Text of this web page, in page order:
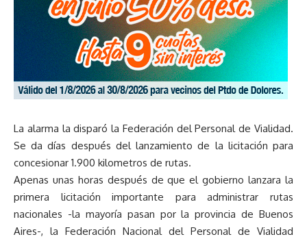
La alarma la disparó la Federación del Personal de Vialidad.
Se da días después del lanzamiento de la licitación para
concesionar 1.900 kilometros de rutas.
Apenas unas horas después de que el gobierno lanzara la
primera licitación importante para administrar rutas
nacionales -la mayoría pasan por la provincia de Buenos
Aires-, la Federación Nacional del Personal de Vialidad